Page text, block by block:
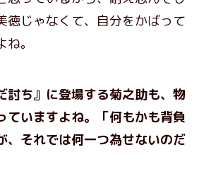
徳じゃなくて、自分をかばって
。
ち』に登場する菊之助も、物
ていますよね。「何もかも背負
、それでは何一つ為せないのだ